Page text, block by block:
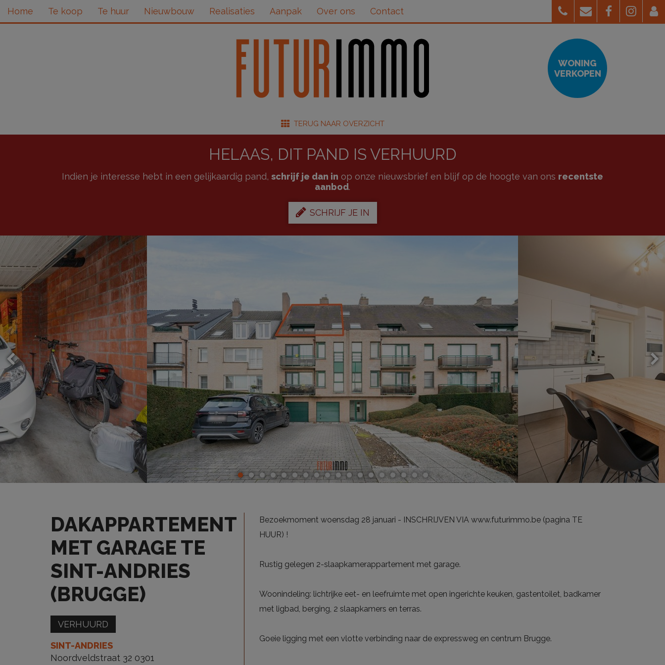
Home Te koop Te huur Nieuwbouw Realisaties Aanpak Over ons Contact
WONING
VERKOPEN
TERUG NAAR OVERZICHT
HELAAS, DIT PAND IS VERHUURD
Indien je interesse hebt in een gelijkaardig pand, schrijf je dan in op onze nieuwsbrief en blijf op de hoogte van ons recentste
aanbod.
SCHRIJF JE IN
DAKAPPARTEMENT
MET GARAGE TE
SINT-ANDRIES
(BRUGGE)
VERHUURD
SINT-ANDRIES
Noordveldstraat 32 0301
Bezoekmoment woensdag 28 januari - INSCHRIJVEN VIA www.futurimmo.be (pagina TE
HUUR) !
Rustig gelegen 2-slaapkamerappartement met garage.
Woonindeling: lichtrijke eet- en leefruimte met open ingerichte keuken, gastentoilet, badkamer
met ligbad, berging, 2 slaapkamers en terras.
Goeie ligging met een vlotte verbinding naar de expressweg en centrum Brugge.